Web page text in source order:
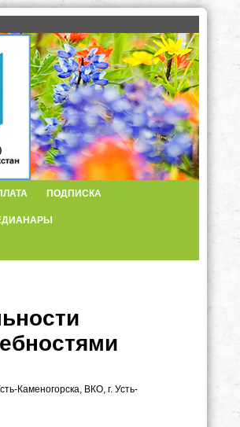
ПОДПИСКА
Каменогорска, ВКО, г. Усть-